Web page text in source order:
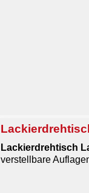
Lackierdrehtisch
verstellbare